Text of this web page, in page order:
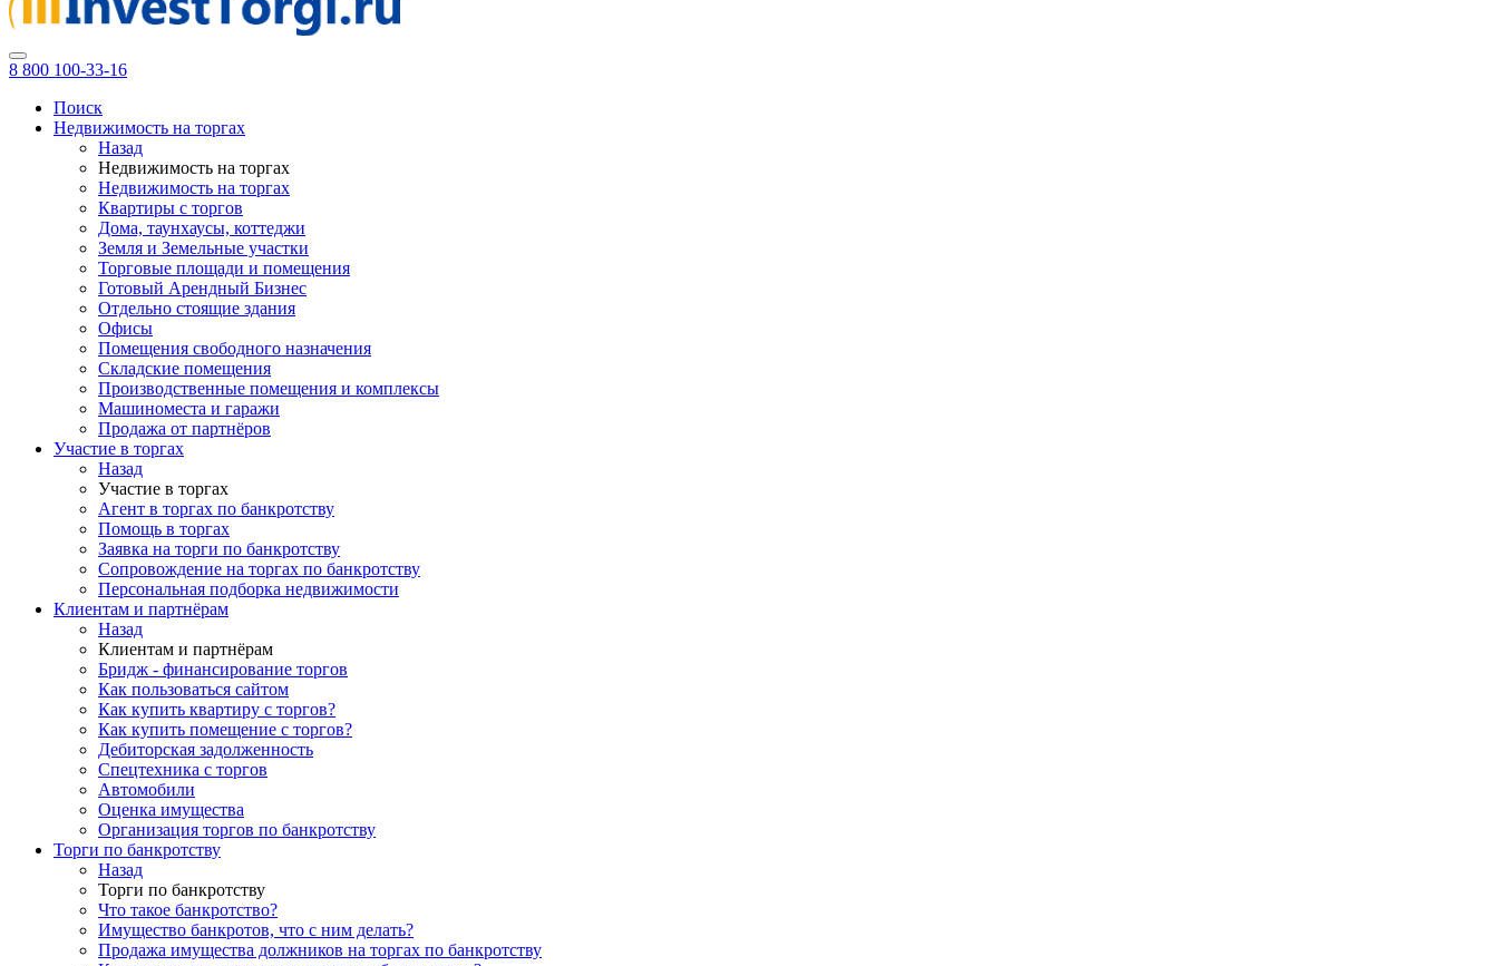
8 800 100-33-16
Поиск
Недвижимость на торгах
Назад
Недвижимость на торгах
Недвижимость на торгах
Квартиры с торгов
Дома, таунхаусы, коттеджи
Земля и Земельные участки
Торговые площади и помещения
Готовый Арендный Бизнес
Отдельно стоящие здания
Офисы
Помещения свободного назначения
Складские помещения
Производственные помещения и комплексы
Машиноместа и гаражи
Продажа от партнёров
Участие в торгах
Назад
Участие в торгах
Агент в торгах по банкротству
Помощь в торгах
Заявка на торги по банкротству
Сопровождение на торгах по банкротству
Персональная подборка недвижимости
Клиентам и партнёрам
Назад
Клиентам и партнёрам
Бридж - финансирование торгов
Как пользоваться сайтом
Как купить квартиру с торгов?
Как купить помещение с торгов?
Дебиторская задолженность
Спецтехника с торгов
Автомобили
Оценка имущества
Организация торгов по банкротству
Торги по банкротству
Назад
Торги по банкротству
Что такое банкротство?
Имущество банкротов, что с ним делать?
Продажа имущества должников на торгах по банкротству